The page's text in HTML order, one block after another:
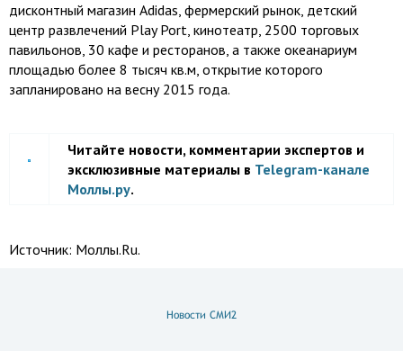
дисконтный магазин Adidas, фермерский рынок, детский
центр развлечений Play Port, кинотеатр, 2500 торговых
павильонов, 30 кафе и ресторанов, а также океанариум
площадью более 8 тысяч кв.м, открытие которого
запланировано на весну 2015 года.
Читайте новости, комментарии экспертов и
эксклюзивные материалы в Telegram-канале
Моллы.ру.
Источник: Моллы.Ru.
Новости СМИ2